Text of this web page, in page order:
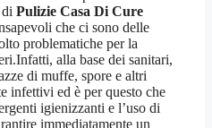
Pulizie Casa Di Cure
che ci sono delle
problematiche per la
alla base dei sanitari,
di muffe, spore e altri
infettivi ed è per questo che
igienizzanti e l’uso di
immediatamente un